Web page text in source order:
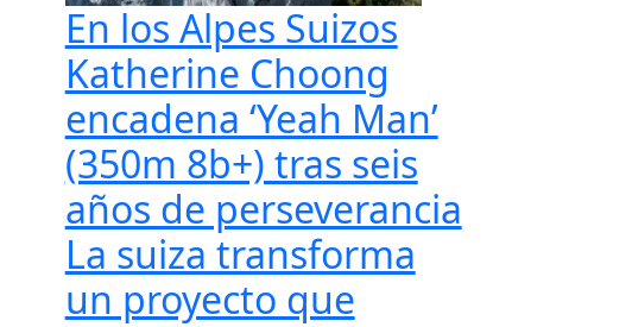
En los Alpes Suizos
Katherine Choong
encadena ‘Yeah Man’
(350m 8b+) tras seis
años de perseverancia
La suiza transforma
un proyecto que